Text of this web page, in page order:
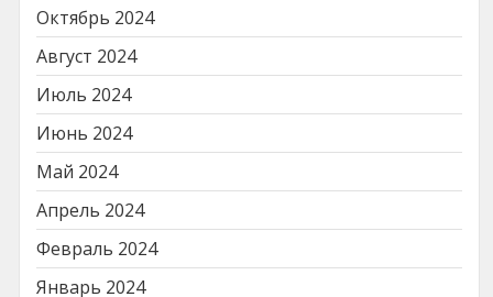
Октябрь 2024
Август 2024
Июль 2024
Июнь 2024
Май 2024
Апрель 2024
Февраль 2024
Январь 2024